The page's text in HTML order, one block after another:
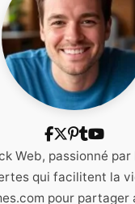
Web, passionné
qui facilitent la
pour partager